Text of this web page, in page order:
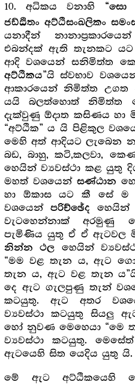
10. අධිකය වනාහි
“සො
ජඩ්ඪිතං අට්ඨිසංඛලිකං
යනාදීන්
එබන්දක් ඇති තැනකට
ආදි වශයෙන් සනිමිත්ත
අට්ඨිකය”යි ස්වභාව
ආකාරයෙන් නිමිත්ත උගත
යයි බලත්හොත් නිමිත්ත
දැක්වුණු ඕදාත කසිණය හා
“අට්ඨික” ය යි පිළිකුල
මෙහි අත් ආදියට ලැබෙන
බඩ, බාහු, කටි,කලවා,
හෙයින් ව්‍යවස්ථා කළ යුතු
මහත් වශයෙන් සණ්ඨාන
හා ඕකාස යට කී සේ ම
වශයෙන් පරිච්ඡේද හෙයින්
වැටහෙන්නාක් අරමුණු
පැමිණිය යුතු ඒ ඒ ඇටවල
නින්න ථල හෙයින්
“මම වළ තැන ය, ඇට
තැන ය, ඇට වළ තැන
දෙ ඇට ගැලපුණු තැන්
කටයුතු. ඇට අතර
ව්‍යවස්ථා කටයුතු සියලු
හෝ නුවණ මෙහෙයා “මෙ
ව්‍යවස්ථා කටයුතු.
ඇටයෙහි සිත යෙදිය යුතු යි.
මේ ඇට අට්ඨිකයෙහි